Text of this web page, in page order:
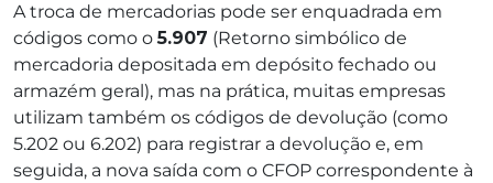
A troca de mercadorias pode ser enquadrada em
códigos como o5.907 (Retorno simbólico de
mercadoria depositada em depósito fechado ou
armazém geral), mas na prática, muitas empresas
utilizam também os códigos de devolução (como
5.202 ou 6.202) para registrar a devolução e, em
seguida, a nova saída com o CFOP correspondente à